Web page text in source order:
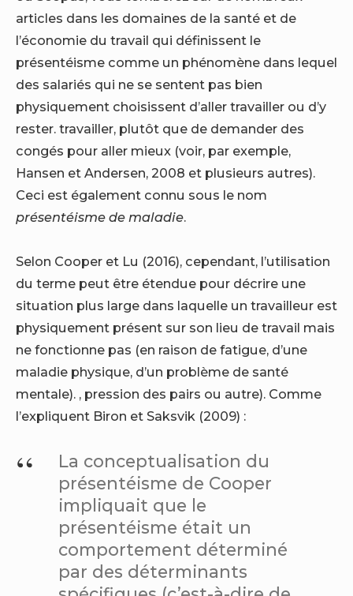
articles dans les domaines de la santé et de
l’économie du travail qui définissent le
présentéisme comme un phénomène dans lequel
des salariés qui ne se sentent pas bien
physiquement choisissent d’aller travailler ou d’y
rester. travailler, plutôt que de demander des
congés pour aller mieux (voir, par exemple,
Hansen et Andersen, 2008 et plusieurs autres).
Ceci est également connu sous le nom
présentéisme de maladie.
Selon Cooper et Lu (2016), cependant, l’utilisation
du terme peut être étendue pour décrire une
situation plus large dans laquelle un travailleur est
physiquement présent sur son lieu de travail mais
ne fonctionne pas (en raison de fatigue, d’une
maladie physique, d’un problème de santé
mentale). , pression des pairs ou autre). Comme
l’expliquent Biron et Saksvik (2009) :
La conceptualisation du
présentéisme de Cooper
impliquait que le
présentéisme était un
comportement déterminé
par des déterminants